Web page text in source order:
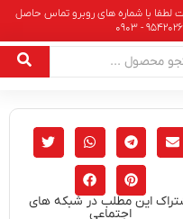
با شماره های روبرو تماس حاصل
این مطلب در شبکه های
اجتماعی